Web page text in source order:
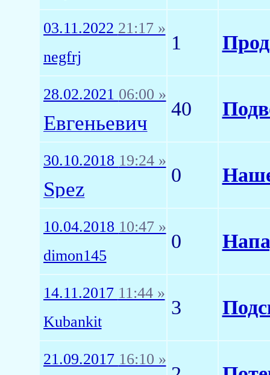
03.11.2022 21:17 »
negfrj
1
28.02.2021 06:00 »
Евгеньевич
40
30.10.2018 19:24 »
Spez
0
10.04.2018 10:47 »
dimon145
0
14.11.2017 11:44 »
Kubankit
3
21.09.2017 16:10 »